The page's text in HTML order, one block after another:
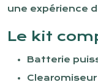
une expérience
Le kit
Batterie